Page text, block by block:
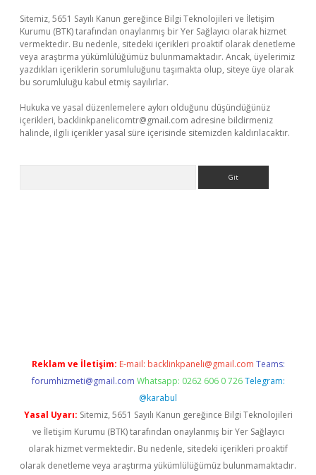
Sitemiz, 5651 Sayılı Kanun gereğince Bilgi Teknolojileri ve İletişim
Kurumu (BTK) tarafından onaylanmış bir Yer Sağlayıcı olarak hizmet
vermektedir. Bu nedenle, sitedeki içerikleri proaktif olarak denetleme
veya araştırma yükümlülüğümüz bulunmamaktadır. Ancak, üyelerimiz
yazdıkları içeriklerin sorumluluğunu taşımakta olup, siteye üye olarak
bu sorumluluğu kabul etmiş sayılırlar.
Hukuka ve yasal düzenlemelere aykırı olduğunu düşündüğünüz
içerikleri, backlinkpanelicomtr@gmail.com adresine bildirmeniz
halinde, ilgili içerikler yasal süre içerisinde sitemizden kaldırılacaktır.
Reklam ve İletişim: E-mail: backlinkpaneli@gmail.com Teams:
forumhizmeti@gmail.com Whatsapp: 0262 606 0 726 Telegram:
@karabul
Yasal Uyarı: Sitemiz, 5651 Sayılı Kanun gereğince Bilgi Teknolojileri
ve İletişim Kurumu (BTK) tarafından onaylanmış bir Yer Sağlayıcı
olarak hizmet vermektedir. Bu nedenle, sitedeki içerikleri proaktif
olarak denetleme veya araştırma yükümlülüğümüz bulunmamaktadır.